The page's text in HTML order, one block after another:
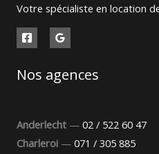
Votre spécialiste en location
Nos agences
Anderlecht — 02 / 522 60 47
Charleroi — 071 / 305 885